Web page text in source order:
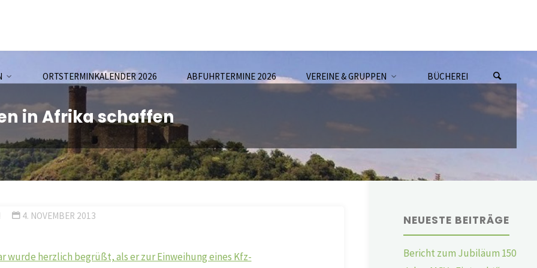
ORTSTERMINKALENDER 2026 ABFUHRTERMINE 2026 VEREINE & GRUPPEN BÜCHEREI
in Afrika schaffen
4. NOVEMBER 2013 NEUESTE BEITRÄGE
Bericht zum Jubiläum 150